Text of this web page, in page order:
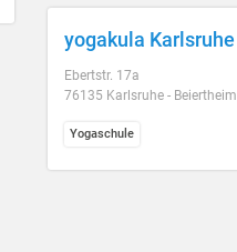
yogakula Karlsruhe
Ebertstr. 17a
76135 Karlsruhe - Beiertheim
Yogaschule